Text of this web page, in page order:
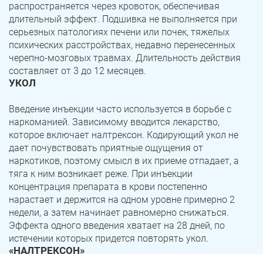
распространяется через кровоток, обеспечивая
длительный эффект. Подшивка не выполняется при
серьезных патологиях печени или почек, тяжелых
психических расстройствах, недавно перенесенных
черепно-мозговых травмах. Длительность действия
составляет от 3 до 12 месяцев.
УКОЛ
Введение инъекции часто используется в борьбе с
наркоманией. Зависимому вводится лекарство,
которое включает налтрексон. Кодирующий укол не
дает почувствовать приятные ощущения от
наркотиков, поэтому смысл в их приеме отпадает, а
тяга к ним возникает реже. При инъекции
концентрация препарата в крови постепенно
нарастает и держится на одном уровне примерно 2
недели, а затем начинает равномерно снижаться.
Эффекта одного введения хватает на 28 дней, по
истечении которых придется повторять укол.
«НАЛТРЕКСОН»